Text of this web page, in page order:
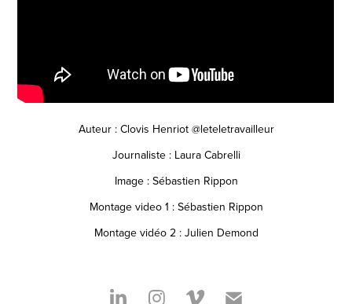
Auteur : Clovis Henriot @leteletravailleur
Journaliste : Laura Cabrelli
Image : Sébastien Rippon
Montage video 1 : Sébastien Rippon
Montage vidéo 2 : Julien Demond